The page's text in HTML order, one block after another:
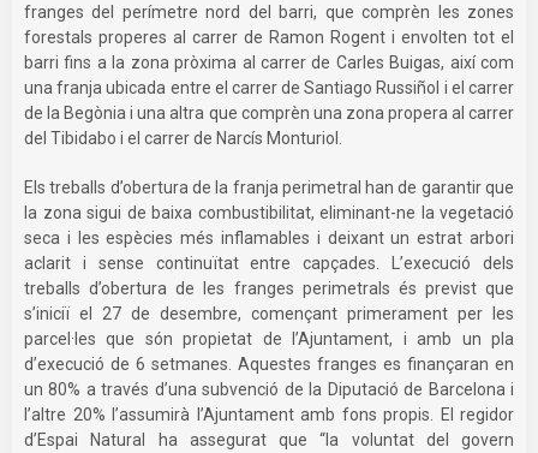
franges del perímetre nord del barri, que comprèn les zones
forestals properes al carrer de Ramon Rogent i envolten tot el
barri fins a la zona pròxima al carrer de Carles Buigas, així com
una franja ubicada entre el carrer de Santiago Russiñol i el carrer
de la Begònia i una altra que comprèn una zona propera al carrer
del Tibidabo i el carrer de Narcís Monturiol.
Els treballs d’obertura de la franja perimetral han de garantir que
la zona sigui de baixa combustibilitat, eliminant-ne la vegetació
seca i les espècies més inflamables i deixant un estrat arbori
aclarit i sense continuïtat entre capçades. L’execució dels
treballs d’obertura de les franges perimetrals és previst que
s’iniciï el 27 de desembre, començant primerament per les
parcel·les que són propietat de l’Ajuntament, i amb un pla
d’execució de 6 setmanes. Aquestes franges es finançaran en
un 80% a través d’una subvenció de la Diputació de Barcelona i
l’altre 20% l’assumirà l’Ajuntament amb fons propis. El regidor
d’Espai Natural ha assegurat que “la voluntat del govern